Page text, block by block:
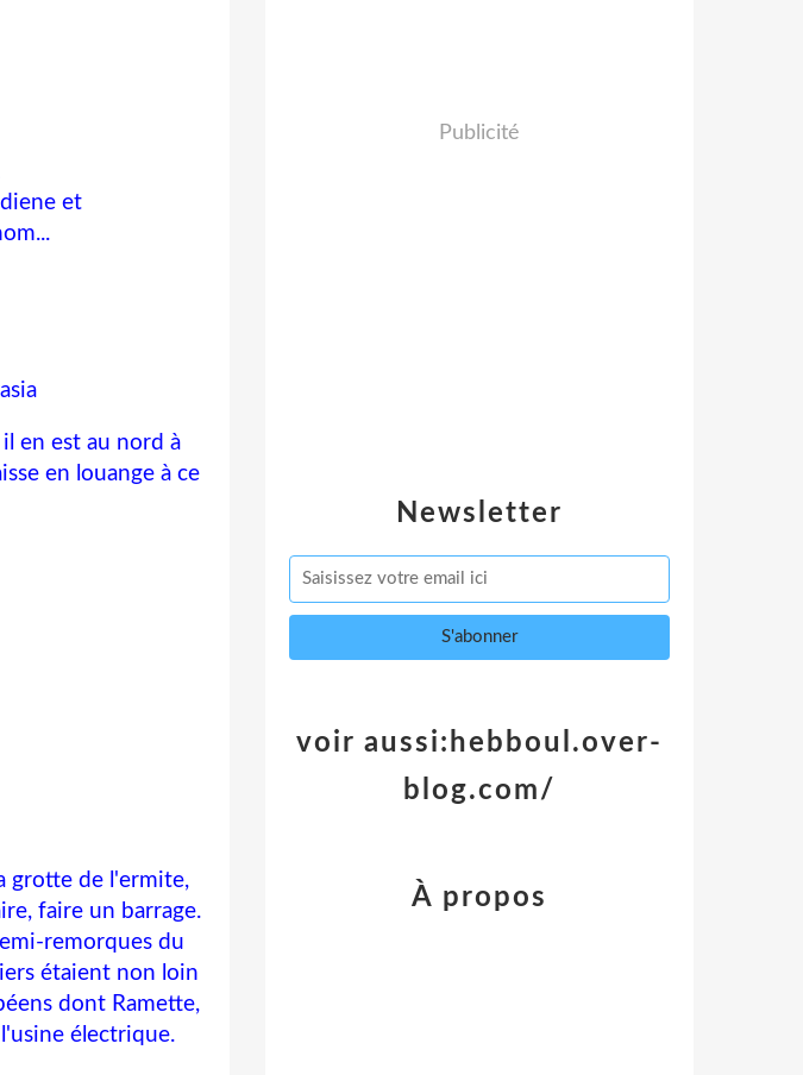
et
en est au nord à
en louange à ce
grotte de l'ermite,
faire un barrage.
remorques du
étaient non loin
dont Ramette,
électrique.
Newsletter
Publicité
voir aussi:hebboul.over-
blog.com/
À propos